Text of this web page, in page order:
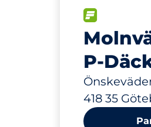
P-
418 35
471 m